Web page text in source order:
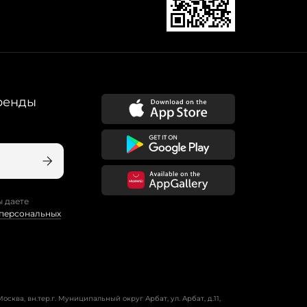
даете
вн.тер.г. Муниципальный округ Арбат, ул. Арбат, д.11,